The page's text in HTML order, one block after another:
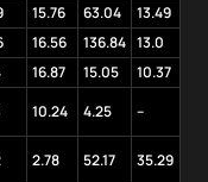
15.76 63.04
13.49
16.56 136.84 13.0
16.87 15.05
10.37
10.24 4.25 –
2.78 52.17
35.29